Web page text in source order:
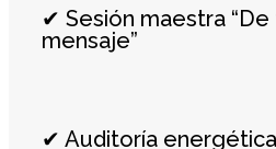
✔ Sesión maestra
mensaje”
✔ Auditoría